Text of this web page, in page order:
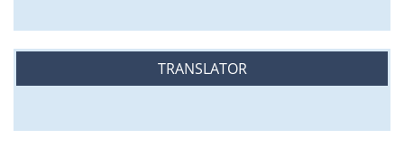
TRANSLATOR